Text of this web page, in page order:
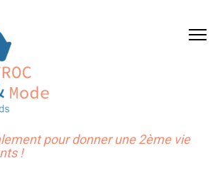
pour donner une 2ème vie
!